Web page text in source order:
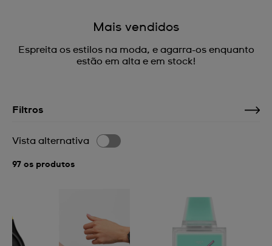
Mais vendidos
Espreita os estilos na moda, e agarra-os enquanto
estão em alta e em stock!
Filtros
Vista alternativa
97 os produtos